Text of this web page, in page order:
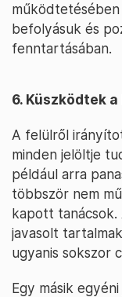
befolyásuk és
fenntartásában.
6. Küszködtek
A felülről
minden jelöltje
például arra
többször nem
kapott tanácsok.
javasolt
ugyanis sokszor
Egy másik